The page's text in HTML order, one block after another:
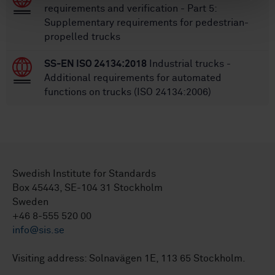
requirements and verification - Part 5:
Supplementary requirements for pedestrian-
propelled trucks
SS-EN ISO 24134:2018 Industrial trucks -
Additional requirements for automated
functions on trucks (ISO 24134:2006)
Swedish Institute for Standards
Box 45443, SE-104 31 Stockholm
Sweden
+46 8-555 520 00
info@sis.se
Visiting address: Solnavägen 1E, 113 65 Stockholm.